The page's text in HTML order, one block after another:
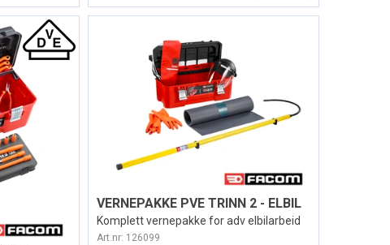
VERNEPAKKE PVE TRINN 2 - ELBIL
Komplett vernepakke for adv elbilarbeid
Art.nr: 126099